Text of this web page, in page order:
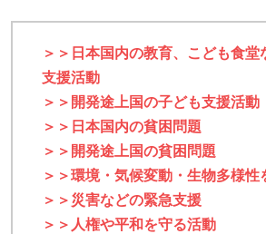
どもと
繋がり
られる
2.2.3
認定
NPO法
人かも
のはし
＞＞日本国内の教育、こども食堂
支援活動
＞＞開発途上国の子ども支援活動
＞＞日本国内の貧困問題
＞＞開発途上国の貧困問題
＞＞環境・気候変動・生物多様性
＞＞災害などの緊急支援
＞＞人権や平和を守る活動